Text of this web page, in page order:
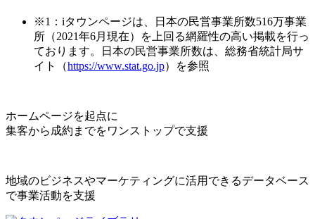
※1：iタウンページは、日本の民営事業所数516万事業
所（2021年6月現在）を上回る網羅性の高い掲載を行っ
ております。日本の民営事業所数は、総務省統計局サ
イト（https://www.stat.go.jp）を参照
ホームページを起点に
集客から成約までをワンストップで支援
地域のビジネスやマーケティングに活用できるデータベース
で事業活動を支援